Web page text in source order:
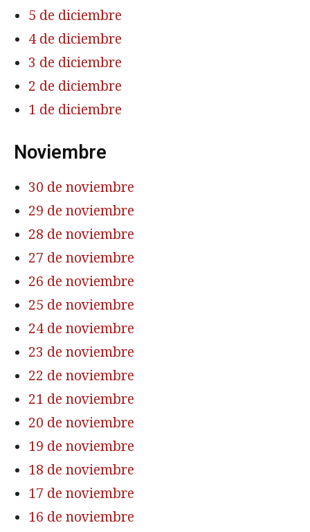
5 de diciembre
4 de diciembre
3 de diciembre
2 de diciembre
1 de diciembre
Noviembre
30 de noviembre
29 de noviembre
28 de noviembre
27 de noviembre
26 de noviembre
25 de noviembre
24 de noviembre
23 de noviembre
22 de noviembre
21 de noviembre
20 de noviembre
19 de noviembre
18 de noviembre
17 de noviembre
16 de noviembre